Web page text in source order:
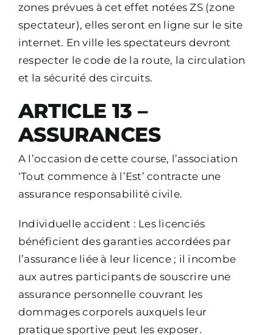
zones prévues à cet effet notées ZS (zone
spectateur), elles seront en ligne sur le site
internet. En ville les spectateurs devront
respecter le code de la route, la circulation
et la sécurité des circuits.
ARTICLE 13 –
ASSURANCES
A l’occasion de cette course, l’association
‘Tout commence à l’Est’ contracte une
assurance responsabilité civile.
Individuelle accident : Les licenciés
bénéficient des garanties accordées par
l’assurance liée à leur licence ; il incombe
aux autres participants de souscrire une
assurance personnelle couvrant les
dommages corporels auxquels leur
pratique sportive peut les exposer.